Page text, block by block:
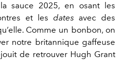
sauce 2025, en osant les
et les dates avec des
Comme un bonbon, on
notre britannique gaffeuse
de retrouver Hugh Grant